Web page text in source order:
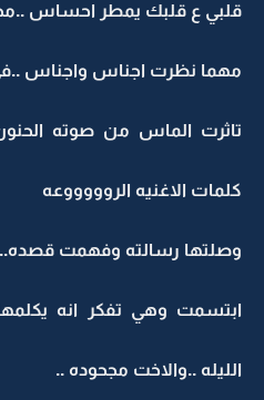
ع قلبك يمطر احساس ..محال
نظرت اجناس واجناس ..في
الماس من صوته الحنون
الاغنيه الروووووعه
رسالته وفهمت قصده...
وهي تفكر انه يكلمها
..والاخت مجحوده ..